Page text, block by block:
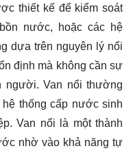
thiết kế để kiểm soát
nước, hoặc các hệ
dựa trên nguyên lý nổi
định mà không cần sự
người. Van nổi thường
thống cấp nước sinh
Van nổi là một thành
nhờ vào khả năng tự